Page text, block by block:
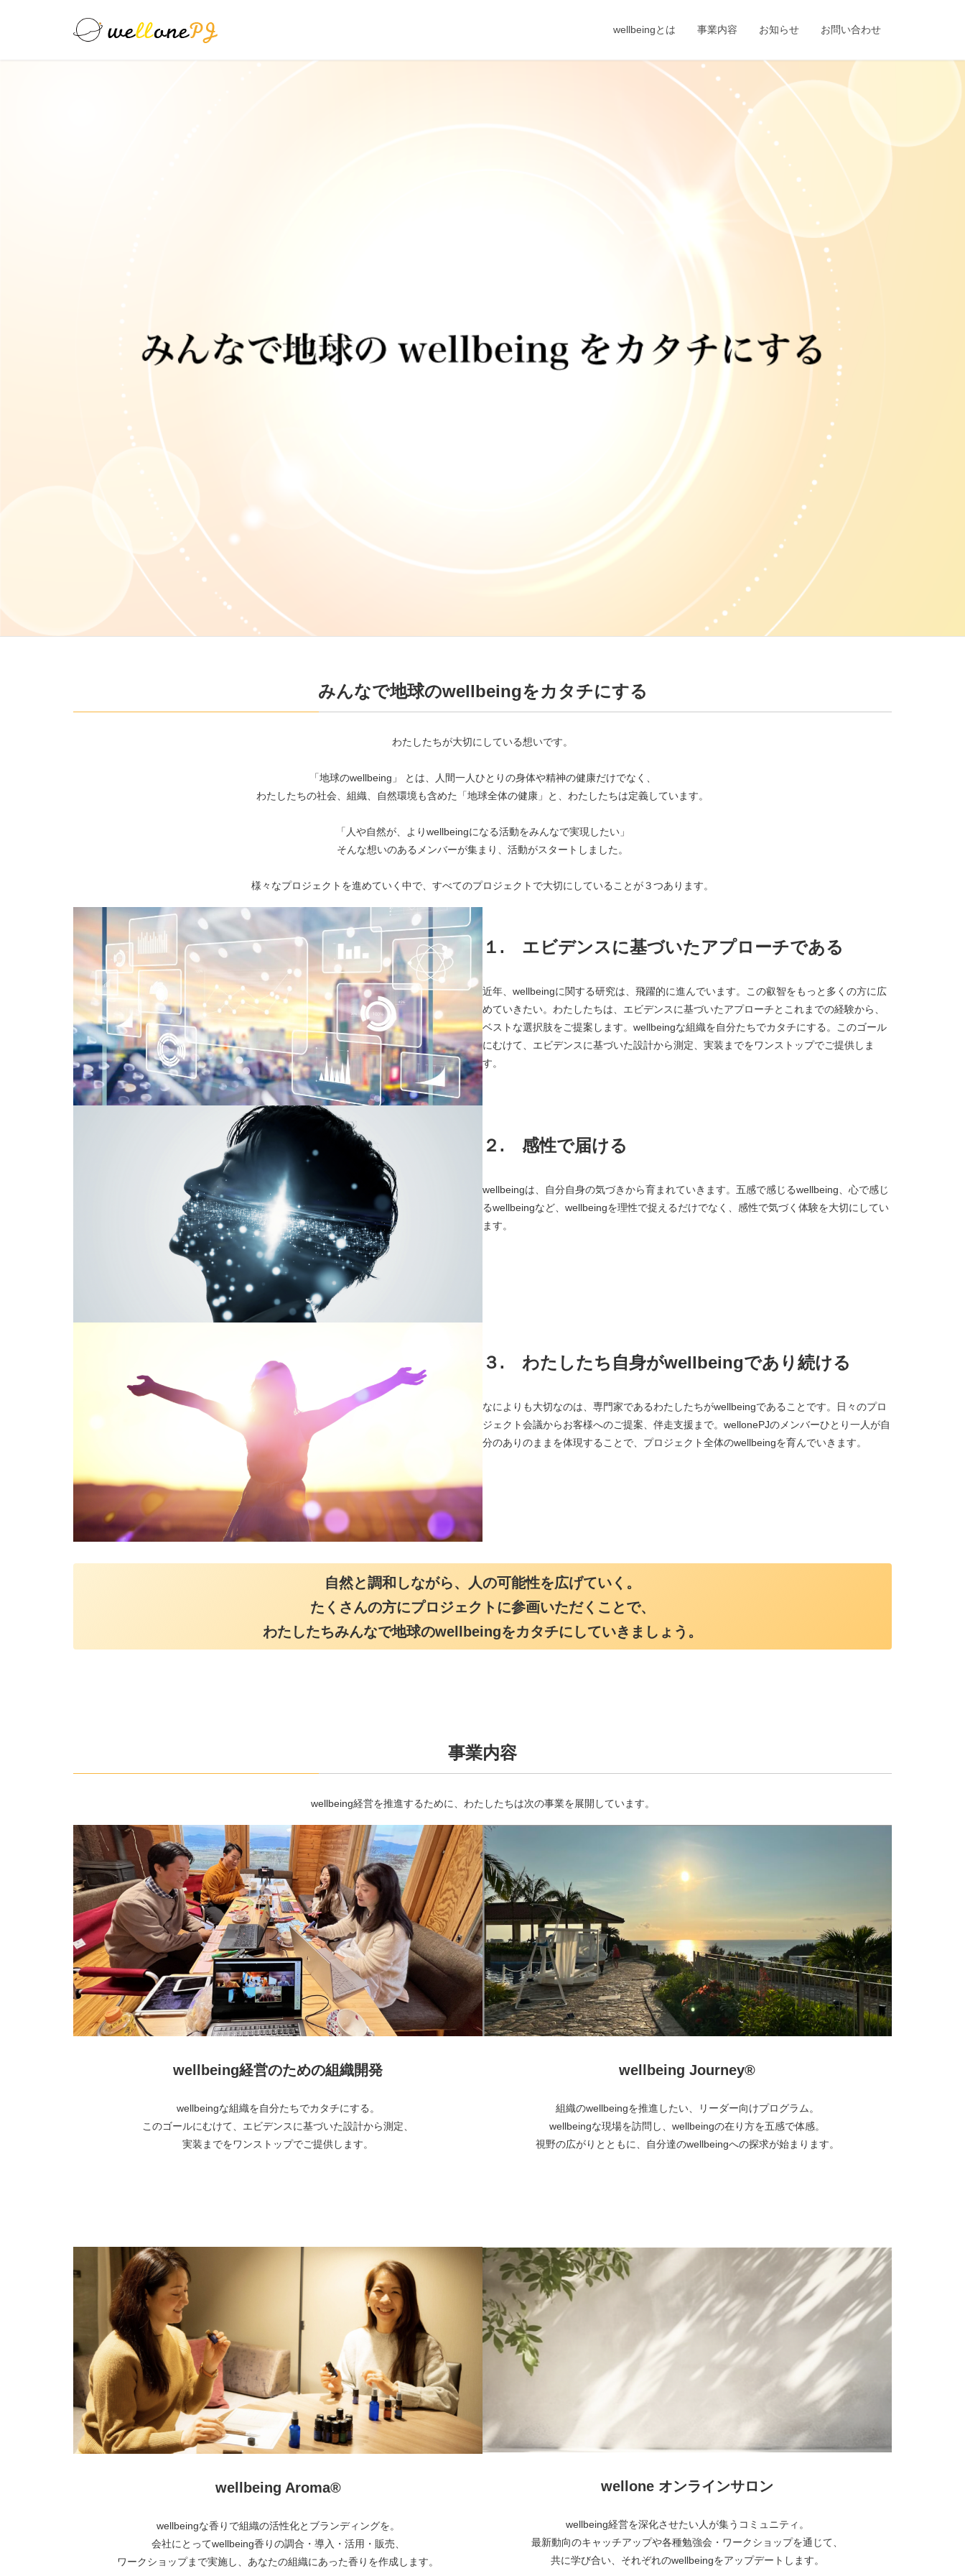
wellbeingとは 事業内容 お知らせ お問い合わせ
みんなで地球のwellbeingをカタチにする
わたしたちが大切にしている想いです。
「地球のwellbeing」 とは、人間一人ひとりの身体や精神の健康だけでなく、
わたしたちの社会、組織、自然環境も含めた「地球全体の健康」と、わたしたちは定義しています。
「人や自然が、よりwellbeingになる活動をみんなで実現したい」
そんな想いのあるメンバーが集まり、活動がスタートしました。
様々なプロジェクトを進めていく中で、すべてのプロジェクトで大切にしていることが３つあります。
１. エビデンスに基づいたアプローチである
近年、wellbeingに関する研究は、飛躍的に進んでいます。この叡智をもっと多くの方に広
めていきたい。わたしたちは、エビデンスに基づいたアプローチとこれまでの経験から、
ベストな選択肢をご提案します。wellbeingな組織を自分たちでカタチにする。このゴール
にむけて、エビデンスに基づいた設計から測定、実装までをワンストップでご提供しま
す。
２. 感性で届ける
wellbeingは、自分自身の気づきから育まれていきます。五感で感じるwellbeing、心で感じ
るwellbeingなど、wellbeingを理性で捉えるだけでなく、感性で気づく体験を大切にしてい
ます。
３. わたしたち自身がwellbeingであり続ける
なによりも大切なのは、専門家であるわたしたちがwellbeingであることです。日々のプロ
ジェクト会議からお客様へのご提案、伴走支援まで。wellonePJのメンバーひとり一人が自
分のありのままを体現することで、プロジェクト全体のwellbeingを育んでいきます。
自然と調和しながら、人の可能性を広げていく。
たくさんの方にプロジェクトに参画いただくことで、
わたしたちみんなで地球のwellbeingをカタチにしていきましょう。
事業内容
wellbeing経営を推進するために、わたしたちは次の事業を展開しています。
wellbeing経営のための組織開発
wellbeingな組織を自分たちでカタチにする。
このゴールにむけて、エビデンスに基づいた設計から測定、
実装までをワンストップでご提供します。
wellbeing Aroma®︎
wellbeingな香りで組織の活性化とブランディングを。
会社にとってwellbeing香りの調合・導入・活用・販売、
ワークショップまで実施し、あなたの組織にあった香りを作成します。
wellbeing Journey®︎
組織のwellbeingを推進したい、リーダー向けプログラム。
wellbeingな現場を訪問し、wellbeingの在り方を五感で体感。
視野の広がりとともに、自分達のwellbeingへの探求が始まります。
wellone オンラインサロン
wellbeing経営を深化させたい人が集うコミュニティ。
最新動向のキャッチアップや各種勉強会・ワークショップを通じて、
共に学び合い、それぞれのwellbeingをアップデートします。